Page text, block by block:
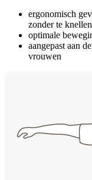
ergonomisch
zonder te knellen
optimale
aangepast aan
vrouwen